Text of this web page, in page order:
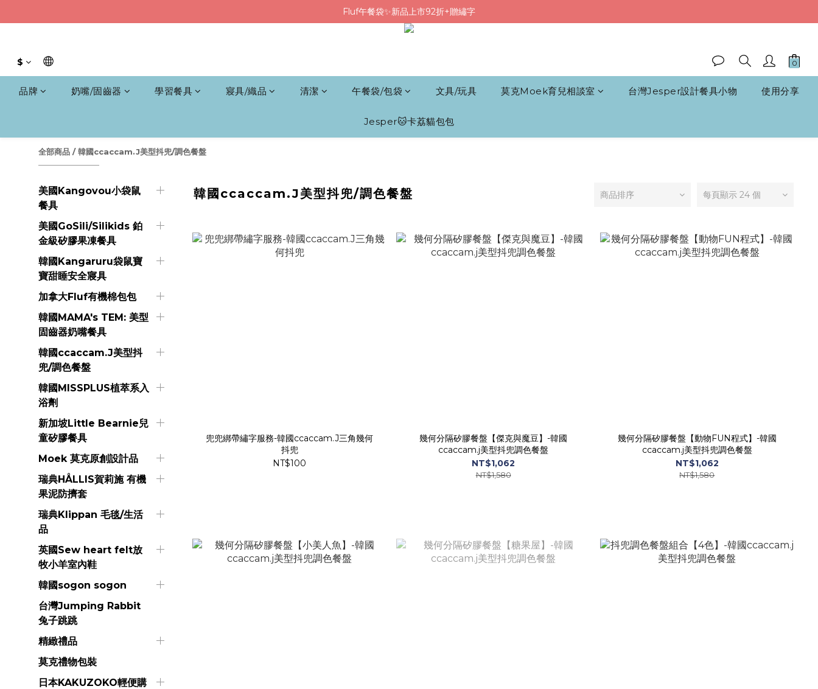
Fluf午餐袋✨新品上市92折+贈繡字
Fluf午餐袋✨新品上市92折+贈繡字
三色碗組上市🍚贈中英文姓名&【水果】雷雕
$
品牌 奶嘴/固齒器 學習餐具 寢具/織品 清潔 午餐袋/包袋 文具/玩具 莫克Moek育兒相談室 台灣Jesper設計餐具小物 使用分享
Jesper🐱卡荔貓包包
全部商品 /韓國ccaccam.J美型抖兜/調色餐盤
美國Kangovou小袋鼠
餐具
美國GoSili/Silikids 鉑
金級矽膠果凍餐具
韓國Kangaruru袋鼠寶
寶甜睡安全寢具
加拿大Fluf有機棉包包
韓國MAMA's TEM: 美型
固齒器奶嘴餐具
韓國ccaccam.J美型抖
兜/調色餐盤
韓國MISSPLUS植萃系入
浴劑
新加坡Little Bearnie兒
童矽膠餐具
Moek 莫克原創設計品
瑞典HÅLLIS賀莉施 有機
果泥防擠套
瑞典Klippan 毛毯/生活
品
英國Sew heart felt放
牧小羊室內鞋
韓國sogon sogon
台灣Jumping Rabbit
兔子跳跳
精緻禮品
莫克禮物包裝
日本KAKUZOKO輕便購
韓國ccaccam.J美型抖兜/調色餐盤 商品排序 每頁顯示 24 個
兜兜綁帶繡字服務-韓國ccaccam.J三角幾何
抖兜
NT$100
幾何分隔矽膠餐盤【傑克與魔豆】-韓國
ccaccam.j美型抖兜調色餐盤
NT$1,062
NT$1,580
幾何分隔矽膠餐盤【動物FUN程式】-韓國
ccaccam.j美型抖兜調色餐盤
NT$1,062
NT$1,580